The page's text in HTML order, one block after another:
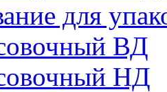
для
ВД
НД